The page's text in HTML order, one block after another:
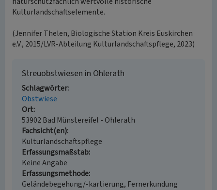
Kulturlandschaftselemente.
(Jennifer Thelen, Biologische Station Kreis Euskirchen
e.V., 2015/LVR-Abteilung Kulturlandschaftspflege, 2023)
Streuobstwiesen in Ohlerath
Schlagwörter
Obstwiese
Ort
53902 Bad Münstereifel - Ohlerath
Fachsicht(en)
Kulturlandschaftspflege
Erfassungsmaßstab
Keine Angabe
Erfassungsmethode
Geländebegehung/-kartierung, Fernerkundung